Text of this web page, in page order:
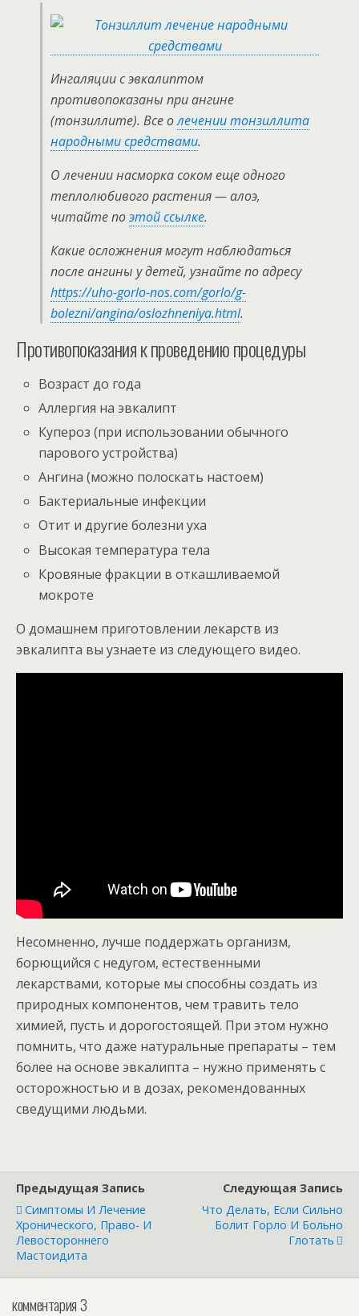
Ингаляции с эвкалиптом
противопоказаны при ангине
(тонзиллите). Все олечении тонзиллита
народными средствами.
О лечении насморка соком еще одного
теплолюбивого растения — алоэ,
читайте поэтой ссылке.
Какие осложнения могут наблюдаться
после ангины у детей, узнайте по адресу
https://uho-gorlo-nos.com/gorlo/g-
bolezni/angina/oslozhneniya.html.
Противопоказания к проведению процедуры
Возраст до года
Аллергия на эвкалипт
Купероз (при использовании обычного
парового устройства)
Ангина (можно полоскать настоем)
Бактериальные инфекции
Отит и другие болезни уха
Высокая температура тела
Кровяные фракции в откашливаемой
мокроте
О домашнем приготовлении лекарств из
эвкалипта вы узнаете из следующего видео.
Несомненно, лучше поддержать организм,
борющийся с недугом, естественными
лекарствами, которые мы способны создать из
природных компонентов, чем травить тело
химией, пусть и дорогостоящей. При этом нужно
помнить, что даже натуральные препараты – тем
более на основе эвкалипта – нужно применять с
осторожностью и в дозах, рекомендованных
сведущими людьми.
Предыдущая Запись
Симптомы И Лечение
Хронического, Право- И
Левостороннего
Мастоидита
Следующая Запись
Что Делать, Если Сильно
Болит Горло И Больно
Глотать
комментария 3